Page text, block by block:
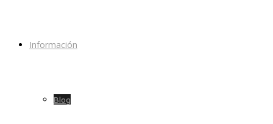
Información
Blog